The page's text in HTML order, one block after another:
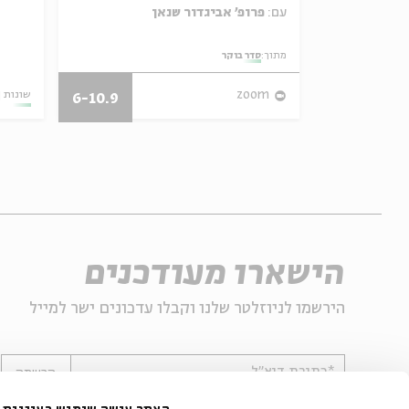
שונות
עם:
מתוך:סדר בוקר
zoom
6-10.9
הישארו מעודכנים
הירשמו לניוזלטר שלנו וקבלו עדכונים ישר למייל
*כתובת דוא"ל הרשמה